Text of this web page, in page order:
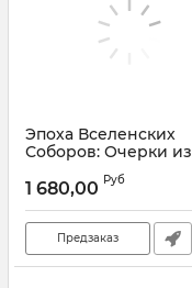
Эпоха Вселенских
Соборов: Очерки из
истории Церкви
Артикул: 29917
1 680,00 Руб
Предзаказ